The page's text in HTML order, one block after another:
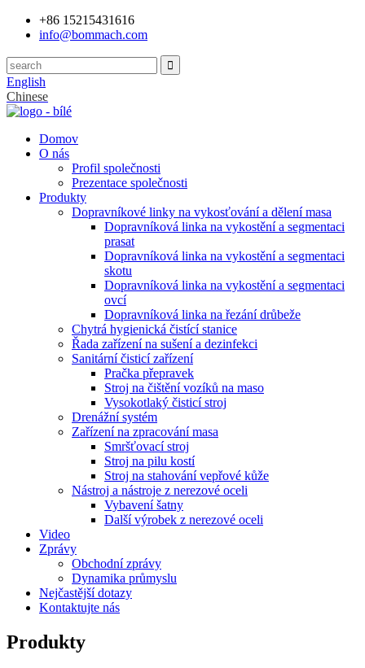
+86 15215431616
info@bommach.com
English
Chinese
Domov
O nás
Profil společnosti
Prezentace společnosti
Produkty
Dopravníkové linky na vykosťování a dělení masa
Dopravníková linka na vykostění a segmentaci
prasat
Dopravníková linka na vykostění a segmentaci
skotu
Dopravníková linka na vykostění a segmentaci
ovcí
Dopravníková linka na řezání drůbeže
Chytrá hygienická čistící stanice
Řada zařízení na sušení a dezinfekci
Sanitární čisticí zařízení
Pračka přepravek
Stroj na čištění vozíků na maso
Vysokotlaký čisticí stroj
Drenážní systém
Zařízení na zpracování masa
Smršťovací stroj
Stroj na pilu kostí
Stroj na stahování vepřové kůže
Nástroj a nástroje z nerezové oceli
Vybavení šatny
Další výrobek z nerezové oceli
Video
Zprávy
Obchodní zprávy
Dynamika průmyslu
Nejčastější dotazy
Kontaktujte nás
Produkty